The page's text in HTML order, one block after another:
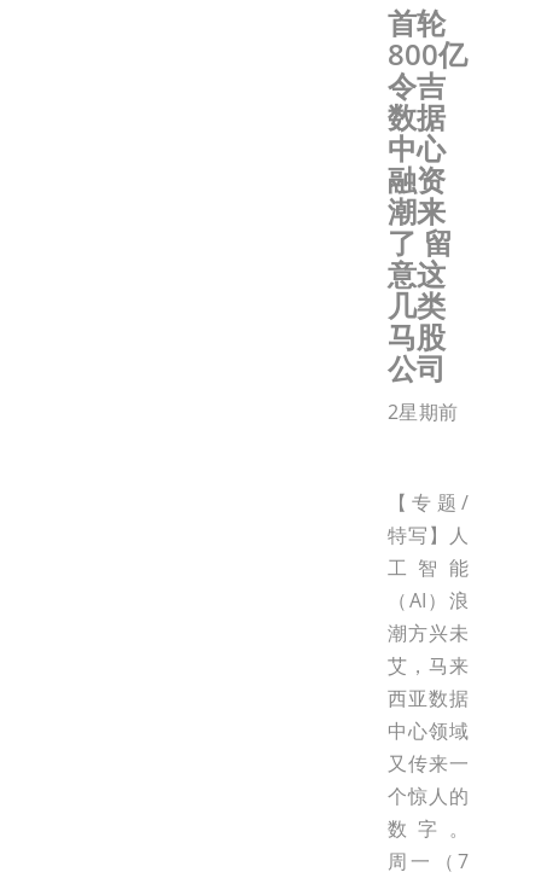
首轮
800亿
令吉
数据
中心
融资
潮来
了 留
意这
几类
马股
公司
2星期前
【专题/
特写】人
工智能
（AI）浪
潮方兴未
艾，马来
西亚数据
中心领域
又传来一
个惊人的
数字。
周一（7